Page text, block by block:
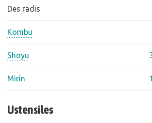
Des radis
Kombu
Shoyu
Mirin
Ustensiles